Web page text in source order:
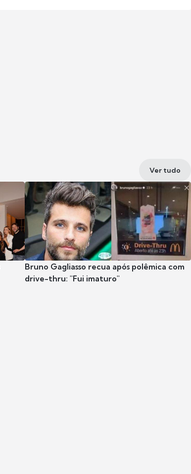
Ver tudo
Bruno Gagliasso recua após polêmica com
drive-thru: "Fui imaturo"